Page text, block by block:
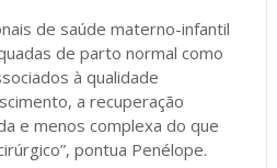
de saúde materno-infantil
de parto normal como
à qualidade
a recuperação
e menos complexa do que
pontua Penélope.